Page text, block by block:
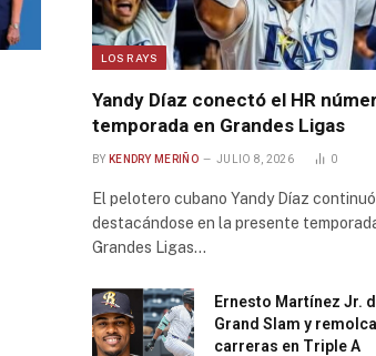
LOS RAYS
Yandy Díaz conectó el HR
temporada en Grandes Ligas
BY KENDRY MERIÑO JULIO 8, 2026 0
El pelotero cubano Yandy Díaz continuó
destacándose en la presente
Grandes Ligas…
Ernesto Martínez Jr.
Grand Slam y
carreras en Triple A